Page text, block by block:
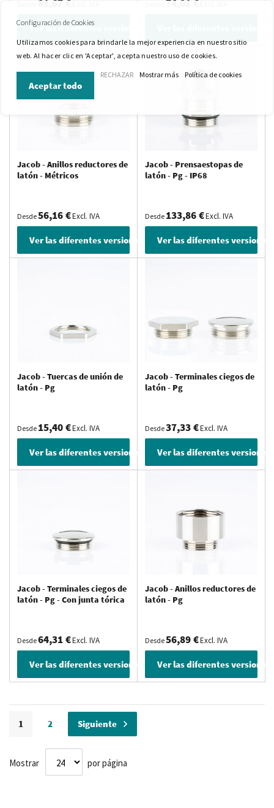
81,67 €
Ver las diferentes versiones
74,01 €
Jacob - Anillos reductores de
latón - Métricos
Desde56,16 €Excl. IVA
Ver las diferentes versiones
Jacob - Prensaestopas de
latón - Pg - IP68
Desde 133,86 €Excl. IVA
Ver las diferentes versiones
Jacob - Tuercas de unión de
latón - Pg
Desde 15,40 €Excl. IVA
Ver las diferentes versiones
Jacob - Terminales ciegos de
latón - Pg
Desde37,33 €Excl. IVA
Ver las diferentes versiones
Jacob - Terminales ciegos de
latón - Pg - Con junta tórica
Desde64,31 €Excl. IVA
Ver las diferentes versiones
Jacob - Anillos reductores de
latón - Pg
Desde56,89 €Excl. IVA
Ver las diferentes versiones
Actualmente estás leyendo página
1 Página
2 Página
Siguiente
Mostrar por página
Configuración de Cookies
Utilizamos cookies para brindarle la mejor experiencia en nuestro sitio
web. Al hacer clic en 'Aceptar', acepta nuestro uso de cookies.
Aceptar todo
RECHAZAR Mostrar más Política de cookies